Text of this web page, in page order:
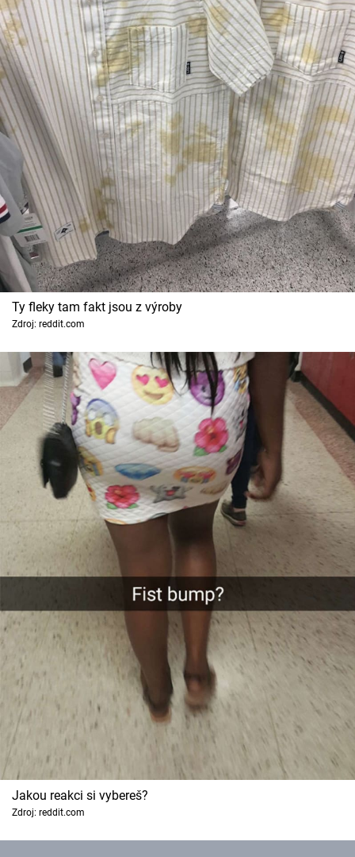
Ty fleky tam fakt jsou z výroby
Zdroj: reddit.com
Jakou reakci si vybereš?
Zdroj: reddit.com